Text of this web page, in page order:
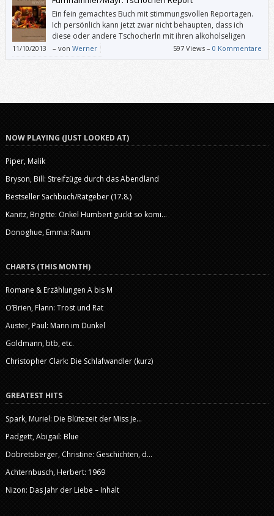
Ein fein gemachtes Buch mit stimmungsvollen Reportagen.
Ich persönlich kann jetzt zwar nicht behaupten, dass ich
diese oder andere Tschocherln mit ihren alkoholseligen
Gästen unbedingt aufzusuchen muss. Aber dank
Fürnhammer und Mayr ist mir, als wäre ich ohnedies schon dort
11/10/2013 – von Werner 597 Views –0 Kommentare
NOW PLAYING (JUST LOOKED AT)
Piper, Malik
Bryson, Bill: Streifzüge durch das Abendland
Bestseller Sachbuch/Ratgeber (17.8.)
Kanitz, Brigitte: Onkel Humbert guckt so komi...
Donoghue, Emma: Raum
CHARTS (THIS MONTH)
Romane & Erzählungen A bis M
O’Brien, Flann: Trost und Rat
Auster, Paul: Mann im Dunkel
Goldmann, btb, etc.
Christopher Clark: Die Schlafwandler (kurz)
GREATEST HITS
Spark, Muriel: Die Blütezeit der Miss Je...
Padgett, Abigail: Blue
Dobretsberger, Christine: Geschichten, d...
Achternbusch, Herbert: 1969
Nizon: Das Jahr der Liebe – Inhalt